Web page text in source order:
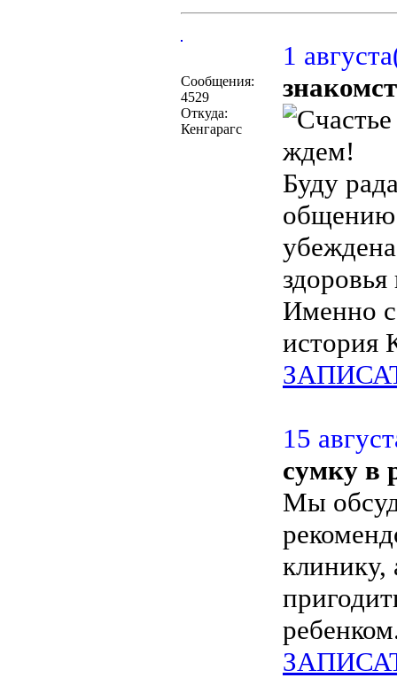
Сообщения:
4529
Откуда:
Кенгарагс
1
ждем!
Буду
общению
Именно с
15
сумку в
Мы
клинику,